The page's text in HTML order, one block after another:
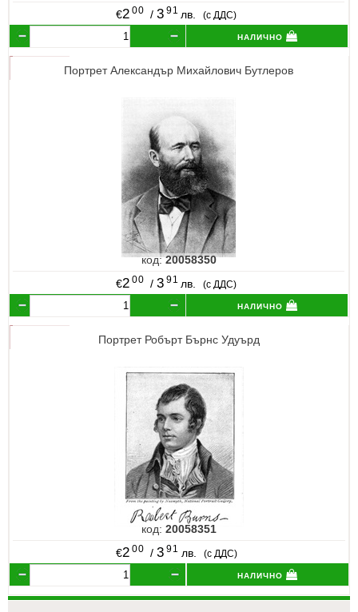
€2 00 / 3 91 лв. (с ДДС)
налично
Портрет Александър Михайлович Бутлеров
код:20058350
€2 00 / 3 91 лв. (с ДДС)
налично
Портрет Робърт Бърнс Удуърд
код: 20058351
€2 00 /3 91 лв. (с ДДС)
налично